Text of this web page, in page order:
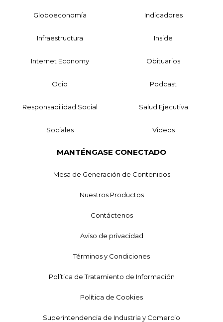
Globoeconomía Indicadores
Infraestructura Inside
Internet Economy Obituarios
Ocio Podcast
Responsabilidad Social Salud Ejecutiva
Sociales Videos
MANTÉNGASE CONECTADO
Mesa de Generación de Contenidos
Nuestros Productos
Contáctenos
Aviso de privacidad
Términos y Condiciones
Política de Tratamiento de Información
Política de Cookies
Superintendencia de Industria y Comercio